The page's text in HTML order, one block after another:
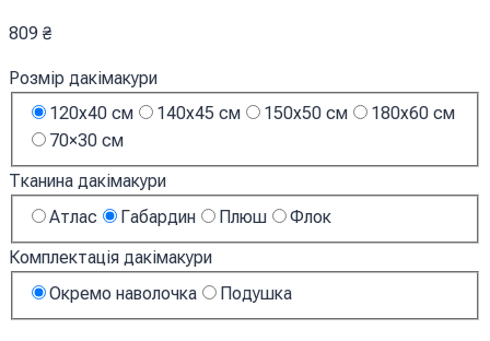
809 ₴
Розмір дакімакури
120x40 см
140x45 см 150x50 см
180x60 см
70×30 см
Тканина дакімакури
Атлас
Габардин Плюш
Флок
Комплектація дакімакури
Окремо наволочка
Подушка